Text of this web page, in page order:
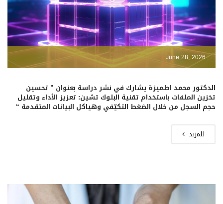
June 28, 2026
الدكتور محمد اطميزة يشارك في نشر دراسة بعنوان ” تحسين
تخزين الملفات باستخدام تقنية البلوك تشين: تعزيز الأداء وتقليل
حجم السجل من خلال الضغط التكيّفي وهياكل البيانات المتقدمة “
للمزيد